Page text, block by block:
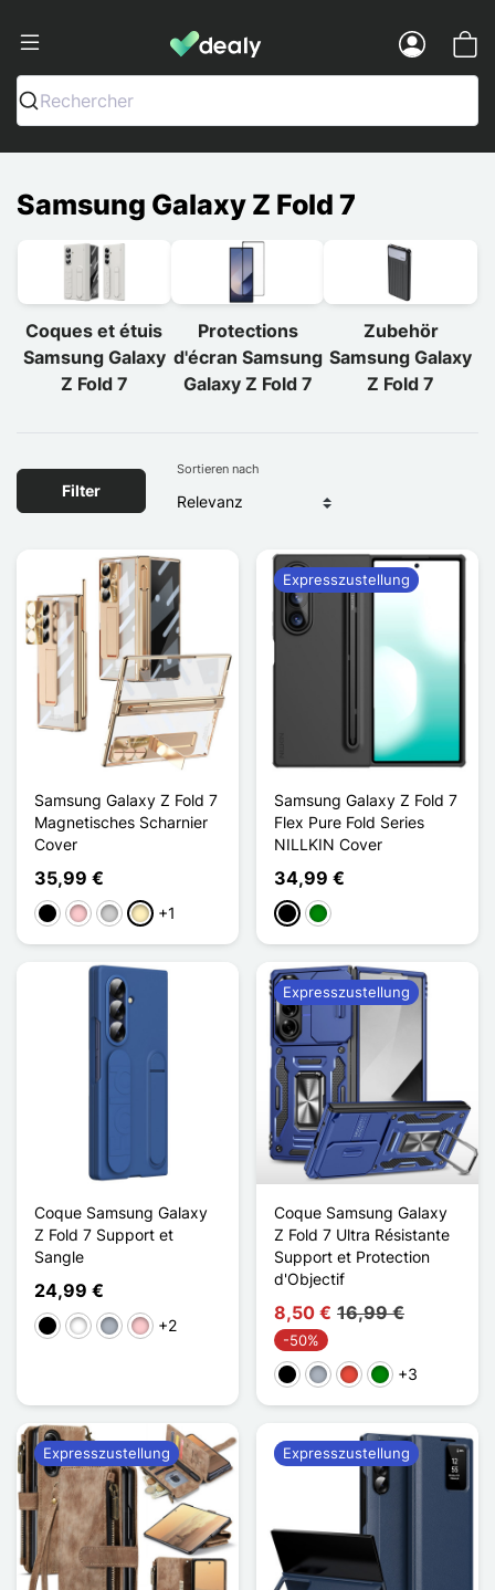
Dealy - Hüllen und Zubehör für
Rechercher
Samsung Galaxy Z Fold 7
Coques et étuis
Samsung Galaxy
Z Fold 7
Protections
d'écran Samsung
Galaxy Z Fold 7
Zubehör
Samsung Galaxy
Z Fold 7
Filter
Sortieren nach
Samsung Galaxy Z Fold 7
Magnetisches Scharnier
Cover
35,99 €
Schwarz
PinkSilberGolden
+1
Samsung Galaxy Z Fold 7
Flex Pure Fold Series
NILLKIN Cover
34,99 €
Schwarz
Grün
Expresszustellung
Coque Samsung Galaxy
Z Fold 7 Support et
Sangle
24,99 €
Schwarz
WeißGrauPink+2
Coque Samsung Galaxy
Z Fold 7 Ultra Résistante
Support et Protection
d'Objectif
8,50 € 16,99 €
-50%
Schwarz
GrauRot Grün+3
Expresszustellung
Expresszustellung Expresszustellung